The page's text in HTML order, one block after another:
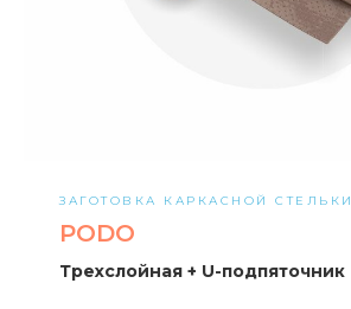
ЗАГОТОВКА КАРКАСНОЙ СТЕЛЬКИ
PODO
Трехслойная + U-подпяточник